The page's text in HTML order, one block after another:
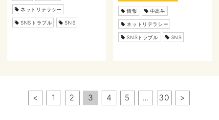
ネットリテラシー
SNSトラブル SNS
情報 中高生
ネットリテラシー
SNSトラブル SNS
< 1 2 3 4 5 … 30 >